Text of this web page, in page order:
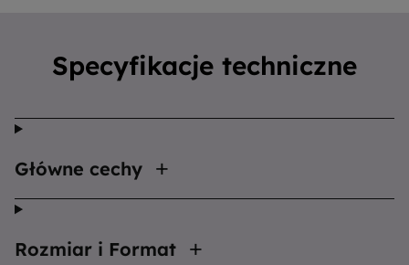
Specyfikacje techniczne
Główne cechy
Rozmiar i Format